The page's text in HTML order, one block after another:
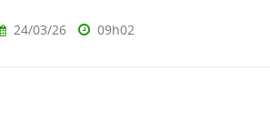
24/03/26 09h02